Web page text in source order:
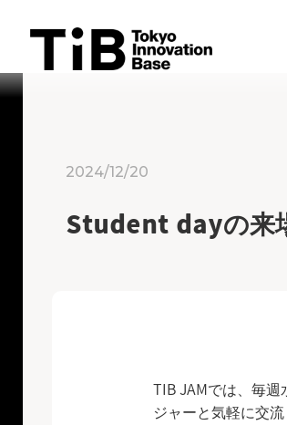
2024/12/20
Student dayの来
TIB JAMでは、毎
ジャーと気軽に交